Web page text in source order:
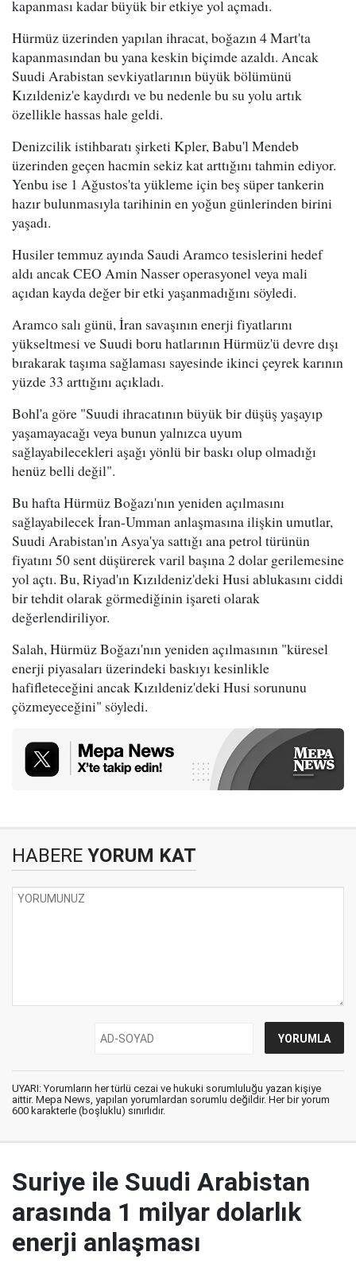
kapanması kadar büyük bir etkiye yol açmadı.
Hürmüz üzerinden yapılan ihracat, boğazın 4 Mart'ta
kapanmasından bu yana keskin biçimde azaldı. Ancak
Suudi Arabistan sevkiyatlarının büyük bölümünü
Kızıldeniz'e kaydırdı ve bu nedenle bu su yolu artık
özellikle hassas hale geldi.
Denizcilik istihbaratı şirketi Kpler, Babu'l Mendeb
üzerinden geçen hacmin sekiz kat arttığını tahmin ediyor.
Yenbu ise 1 Ağustos'ta yükleme için beş süper tankerin
hazır bulunmasıyla tarihinin en yoğun günlerinden birini
yaşadı.
Husiler temmuz ayında Saudi Aramco tesislerini hedef
aldı ancak CEO Amin Nasser operasyonel veya mali
açıdan kayda değer bir etki yaşanmadığını söyledi.
Aramco salı günü, İran savaşının enerji fiyatlarını
yükseltmesi ve Suudi boru hatlarının Hürmüz'ü devre dışı
bırakarak taşıma sağlaması sayesinde ikinci çeyrek karının
yüzde 33 arttığını açıkladı.
Bohl'a göre "Suudi ihracatının büyük bir düşüş yaşayıp
yaşamayacağı veya bunun yalnızca uyum
sağlayabilecekleri aşağı yönlü bir baskı olup olmadığı
henüz belli değil".
Bu hafta Hürmüz Boğazı'nın yeniden açılmasını
sağlayabilecek İran-Umman anlaşmasına ilişkin umutlar,
Suudi Arabistan'ın Asya'ya sattığı ana petrol türünün
fiyatını 50 sent düşürerek varil başına 2 dolar gerilemesine
yol açtı. Bu, Riyad'ın Kızıldeniz'deki Husi ablukasını ciddi
bir tehdit olarak görmediğinin işareti olarak
değerlendiriliyor.
Salah, Hürmüz Boğazı'nın yeniden açılmasının "küresel
enerji piyasaları üzerindeki baskıyı kesinlikle
hafifleteceğini ancak Kızıldeniz'deki Husi sorununu
çözmeyeceğini" söyledi.
HABERE YORUM KAT
UYARI: Yorumların her türlü cezai ve hukuki sorumluluğu yazan kişiye
aittir. Mepa News, yapılan yorumlardan sorumlu değildir. Her bir yorum
600 karakterle (boşluklu) sınırlıdır.
Suriye ile Suudi Arabistan
arasında 1 milyar dolarlık
enerji anlaşması